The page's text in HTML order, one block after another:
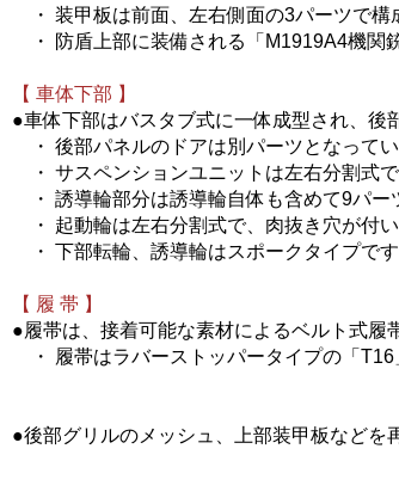
・ 装甲板は前面、左右側面の3パーツで構
・ 防盾上部に装備される「M1919A4機関
【 車体下部 】
●車体下部はバスタブ式に一体成型され、後
・ 後部パネルのドアは別パーツとなって
・ サスペンションユニットは左右分割式
・ 誘導輪部分は誘導輪自体も含めて9パー
・ 起動輪は左右分割式で、肉抜き穴が付
・ 下部転輪、誘導輪はスポークタイプです
【 履 帯 】
●履帯は、接着可能な素材によるベルト式履
・ 履帯はラバーストッパータイプの「T16
●後部グリルのメッシュ、上部装甲板などを